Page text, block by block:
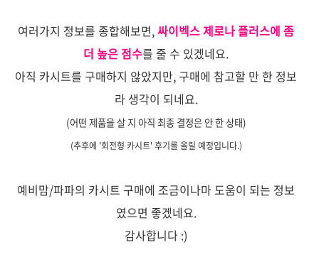
여러가지 정보를 종합해보면,싸이벡스 제로나 플러스에 좀
더 높은 점수를 줄 수 있겠네요.
아직 카시트를 구매하지 않았지만, 구매에 참고할 만 한 정보
라 생각이 되네요.
(어떤 제품을 살 지 아직 최종 결정은 안 한 상태)
(추후에 '회전형 카시트' 후기를 올릴 예정입니다.)
예비맘/파파의 카시트 구매에 조금이나마 도움이 되는 정보
였으면 좋겠네요.
감사합니다 :)